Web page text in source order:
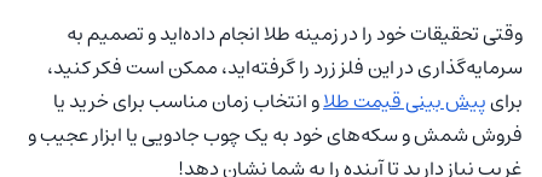
وقتی تحقیقات خود را در زمینه طلا انجام داده‌اید و تصمیم به
سرمایه‌گذاری در این فلز زرد را گرفته‌اید، ممکن است فکر کنید،
برایپیش بینی قیمت طلاو انتخاب زمان مناسب برای خرید یا
فروش شمش و سکه‌های خود به یک چوب جادویی یا ابزار عجیب و
غریب نیاز دارید تا آینده را به شما نشان دهد!